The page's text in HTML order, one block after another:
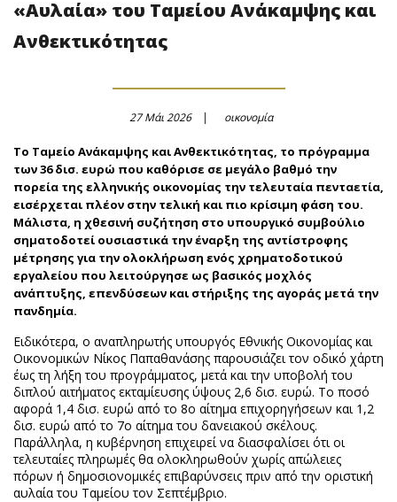
«Αυλαία» του Ταμείου Ανάκαμψης και
Ανθεκτικότητας
27 Μάι 2026 οικονομία
Το Ταμείο Ανάκαμψης και Ανθεκτικότητας, το πρόγραμμα
των 36 δισ. ευρώ που καθόρισε σε μεγάλο βαθμό την
πορεία της ελληνικής οικονομίας την τελευταία πενταετία,
εισέρχεται πλέον στην τελική και πιο κρίσιμη φάση του.
Μάλιστα, η χθεσινή συζήτηση στο υπουργικό συμβούλιο
σηματοδοτεί ουσιαστικά την έναρξη της αντίστροφης
μέτρησης για την ολοκλήρωση ενός χρηματοδοτικού
εργαλείου που λειτούργησε ως βασικός μοχλός
ανάπτυξης, επενδύσεων και στήριξης της αγοράς μετά την
πανδημία.
Ειδικότερα, ο αναπληρωτής υπουργός Εθνικής Οικονομίας και
Οικονομικών Νίκος Παπαθανάσης παρουσιάζει τον οδικό χάρτη
έως τη λήξη του προγράμματος, μετά και την υποβολή του
διπλού αιτήματος εκταμίευσης ύψους 2,6 δισ. ευρώ. Το ποσό
αφορά 1,4 δισ. ευρώ από το 8ο αίτημα επιχορηγήσεων και 1,2
δισ. ευρώ από το 7ο αίτημα του δανειακού σκέλους.
Παράλληλα, η κυβέρνηση επιχειρεί να διασφαλίσει ότι οι
τελευταίες πληρωμές θα ολοκληρωθούν χωρίς απώλειες
πόρων ή δημοσιονομικές επιβαρύνσεις πριν από την οριστική
αυλαία του Ταμείου τον Σεπτέμβριο.